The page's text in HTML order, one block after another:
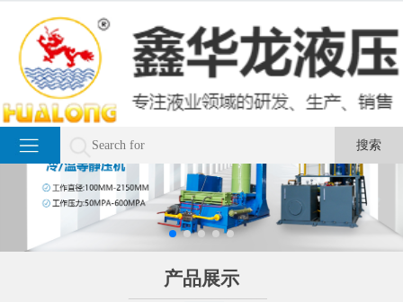
产品展示